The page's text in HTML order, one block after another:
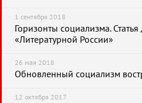
1 сентября 2018
Горизонты социализма.
«Литературной России»
26 мая 2018
Обновленный социализм
12 октября 2017